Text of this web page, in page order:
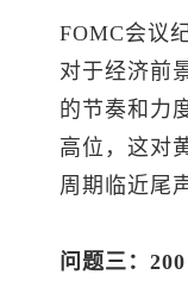
FOMC会议
对于经济前
的节奏和力
高位，这对
周期临近尾
问题三：